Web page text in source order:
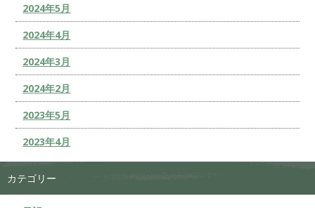
2024年5月
2024年4月
2024年3月
2024年2月
2023年5月
2023年4月
カテゴリー